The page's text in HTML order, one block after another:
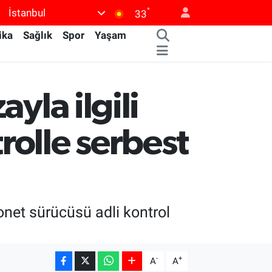
İstanbul 33°
Sağlık Spor
Yaşam
ilgili
serbest
sürücüsü adli kontrol
A- A+